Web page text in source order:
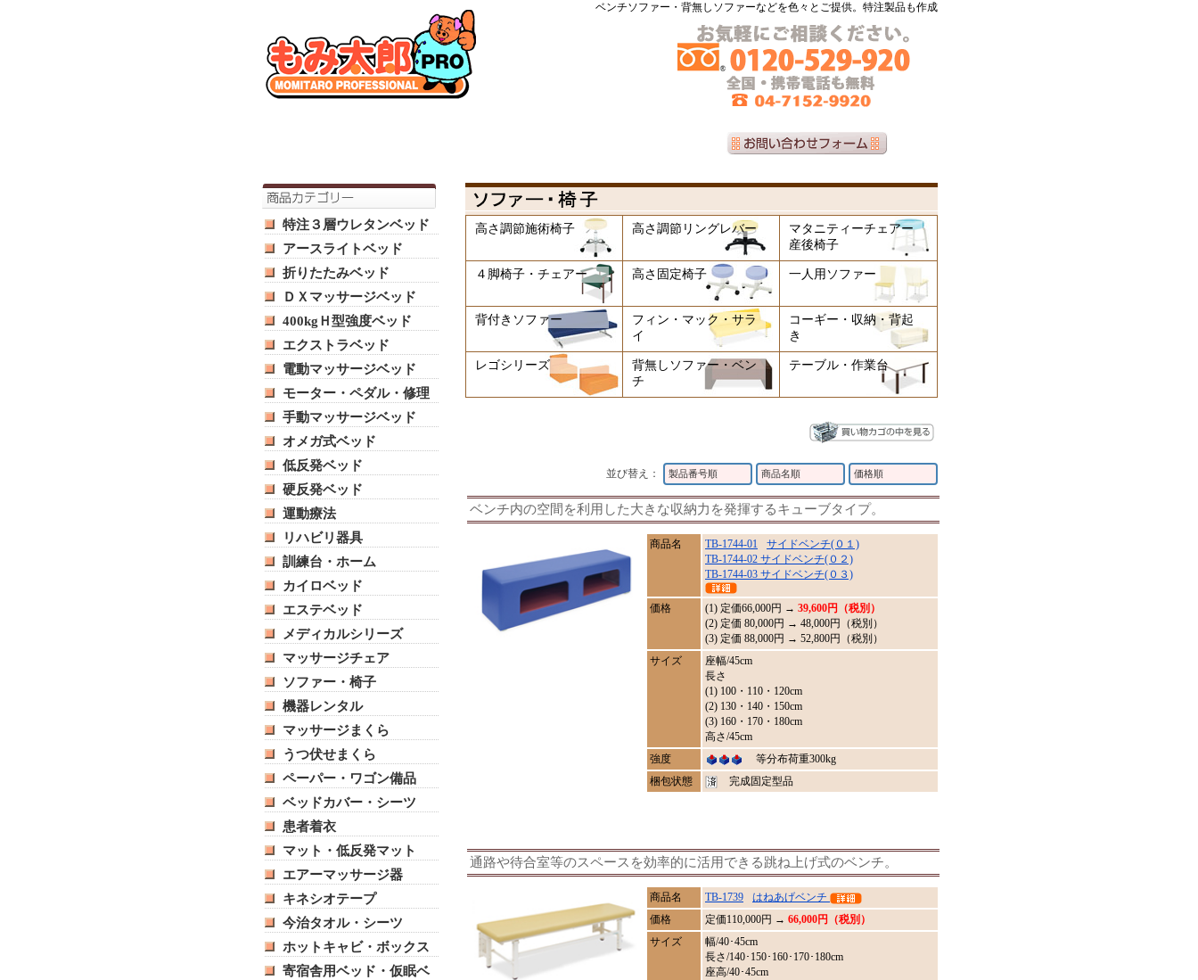
ベンチソファー・背無しソファーなどを色々とご提供。特注製品も作成
特注３層ウレタンベッド
アースライトベッド
折りたたみベッド
ＤＸマッサージベッド
400kgＨ型強度ベッド
エクストラベッド
電動マッサージベッド
モーター・ペダル・修理
手動マッサージベッド
オメガ式ベッド
低反発ベッド
硬反発ベッド
運動療法
リハビリ器具
訓練台・ホーム
カイロベッド
エステベッド
メディカルシリーズ
マッサージチェア
ソファー・椅子
機器レンタル
マッサージまくら
うつ伏せまくら
ペーパー・ワゴン備品
ベッドカバー・シーツ
患者着衣
マット・低反発マット
エアーマッサージ器
キネシオテープ
今治タオル・シーツ
ホットキャビ・ボックス
寄宿舎用ベッド・仮眠ベ
高さ調節施術椅子 高さ調節リングレバー
マタニティーチェアー
産後椅子
４脚椅子・チェアー 高さ固定椅子 一人用ソファー
背付きソファー
フィン・マック・サラ
イ
コーギー・収納・背起
き
レゴシリーズ
背無しソファー・ベン
チ
テーブル・作業台
並び替え： 製品番号順 商品名順 価格順
ベンチ内の空間を利用した大きな収納力を発揮するキューブタイプ。
商品名 TB-1744-01
サイドベンチ(０１)
TB-1744-02 サイドベンチ(０２)
TB-1744-03 サイドベンチ(０３)
価格 (1) 定価66,000円 → 39,600円（税別）
(2) 定価 80,000円 → 48,000円（税別）
(3) 定価 88,000円 → 52,800円（税別）
サイズ
座幅/45cm
長さ
(1) 100・110・120cm
(2) 130・140・150cm
(3) 160・170・180cm
高さ/45cm
強度
等分布荷重300kg
梱包状態
完成固定型品
通路や待合室等のスペースを効率的に活用できる跳ね上げ式のベンチ。
商品名 TB-1739
はねあげベンチ
価格
定価110,000円 → 66,000円（税別）
サイズ
幅/40･45cm
長さ/140･150･160･170･180cm
座高/40･45cm